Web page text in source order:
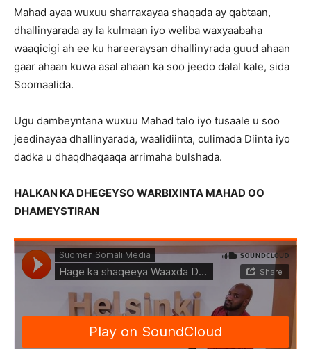
Mahad ayaa wuxuu sharraxayaa shaqada ay qabtaan,
dhallinyarada ay la kulmaan iyo weliba waxyaabaha
waaqicigi ah ee ku hareeraysan dhallinyrada guud ahaan
gaar ahaan kuwa asal ahaan ka soo jeedo dalal kale, sida
Soomaalida.
Ugu dambeyntana wuxuu Mahad talo iyo tusaale u soo
jeedinayaa dhallinyarada, waalidiinta, culimada Diinta iyo
dadka u dhaqdhaqaaqa arrimaha bulshada.
HALKAN KA DHEGEYSO WARBIXINTA MAHAD OO
DHAMEYSTIRAN